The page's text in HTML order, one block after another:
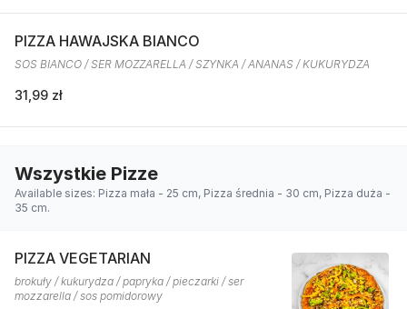
PIZZA HAWAJSKA BIANCO
SOS BIANCO / SER MOZZARELLA / SZYNKA / ANANAS / KUKURYDZA
31,99 zł
Wszystkie Pizze
Available sizes: Pizza mała - 25 cm, Pizza średnia - 30 cm, Pizza duża -
35 cm.
PIZZA VEGETARIAN
brokuły / kukurydza / papryka / pieczarki / ser
mozzarella / sos pomidorowy